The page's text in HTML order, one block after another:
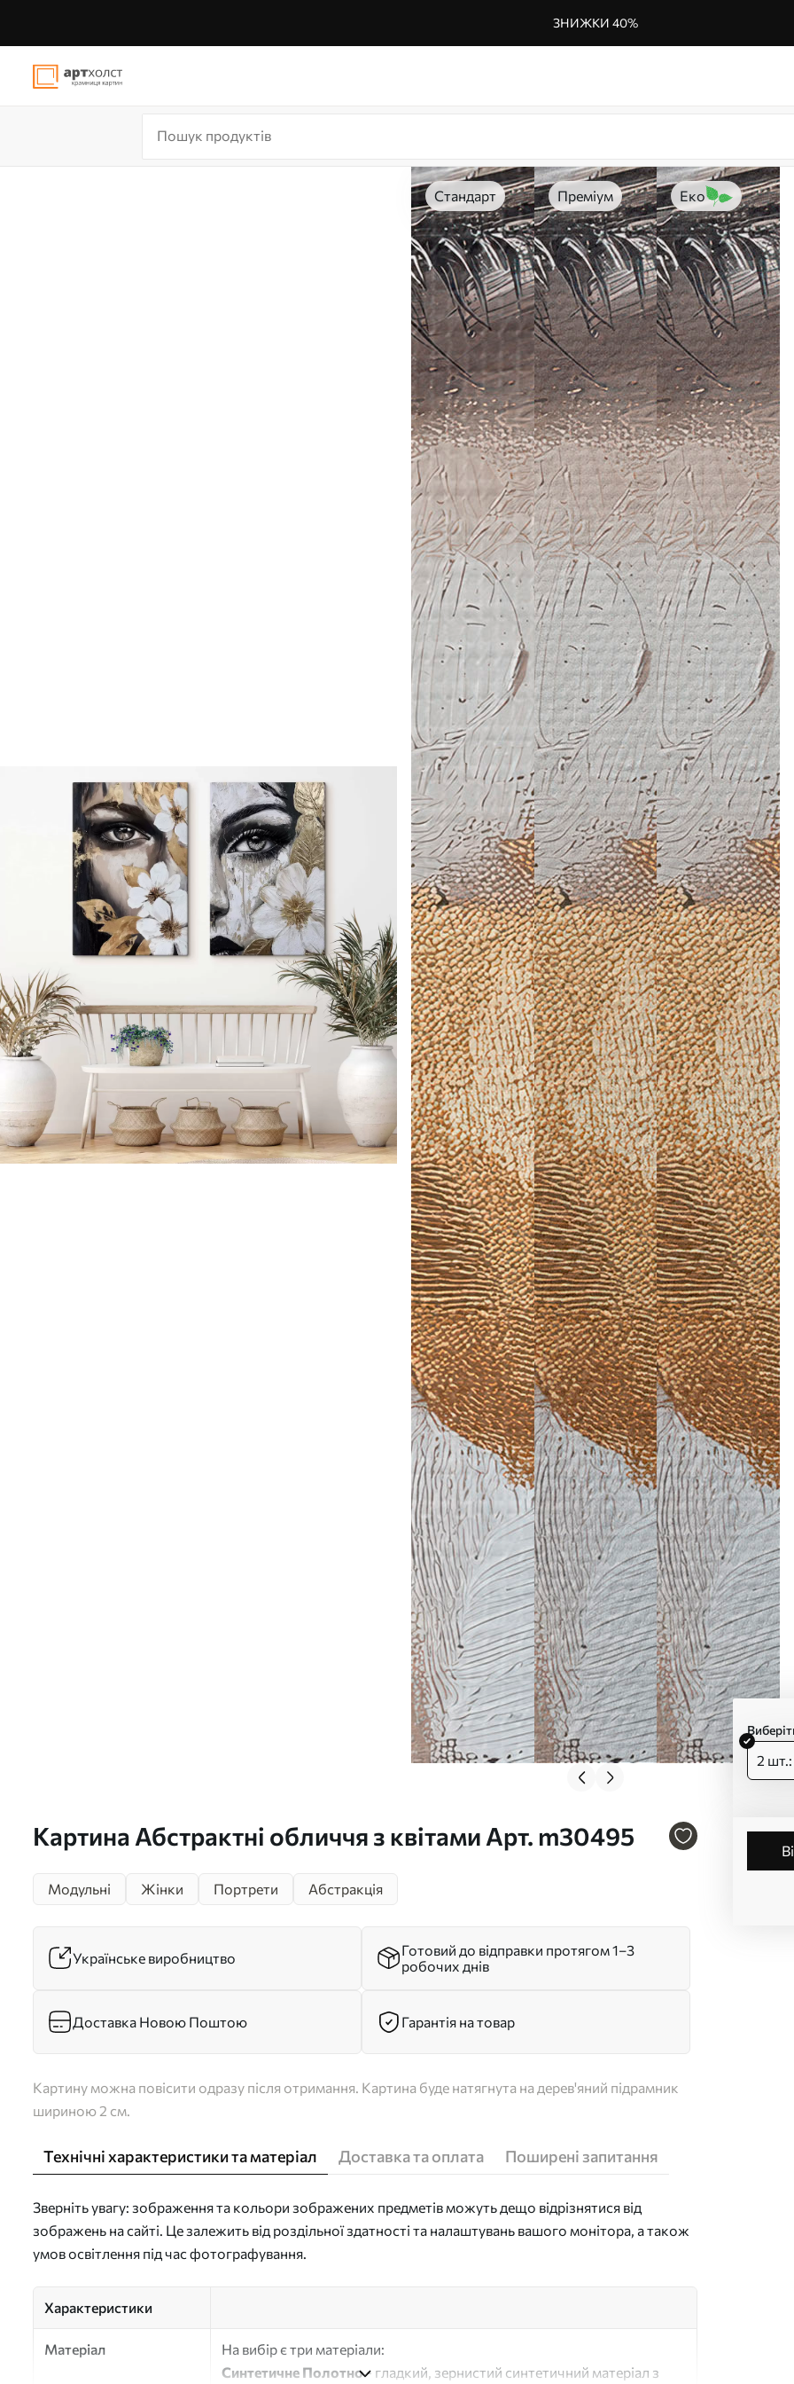
ЗНИЖКИ 40%
Стандарт Преміум Еко
Картина Абстрактні обличчя з квітами Арт. m30495
2
Модульні Жінки Портрети Абстракція
Українське виробництво
Готовий до відправки протягом 1–3
робочих днів
Доставка Новою Поштою Гарантія на товар
Картину можна повісити одразу після отримання. Картина буде натягнута на дерев'яний підрамник
шириною 2 см.
Технічні характеристики та матеріал Доставка та оплата Поширені запитання
Зверніть увагу: зображення та кольори зображених предметів можуть дещо відрізнятися від
зображень на сайті. Це залежить від роздільної здатності та налаштувань вашого монітора, а також
умов освітлення під час фотографування.
Характеристики
Матеріал
На вибір є три матеріали:
Синтетичне Полотно- гладкий, зернистий синтетичний матеріал з